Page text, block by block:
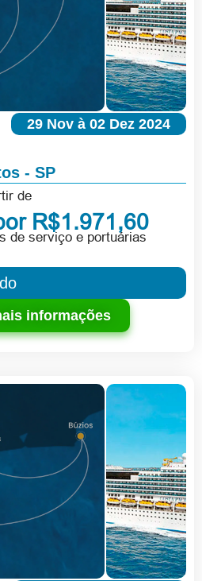
29 Nov à 02 Dez 2024
- SP
de
R$1.971,60
de serviço e portuárias
informações